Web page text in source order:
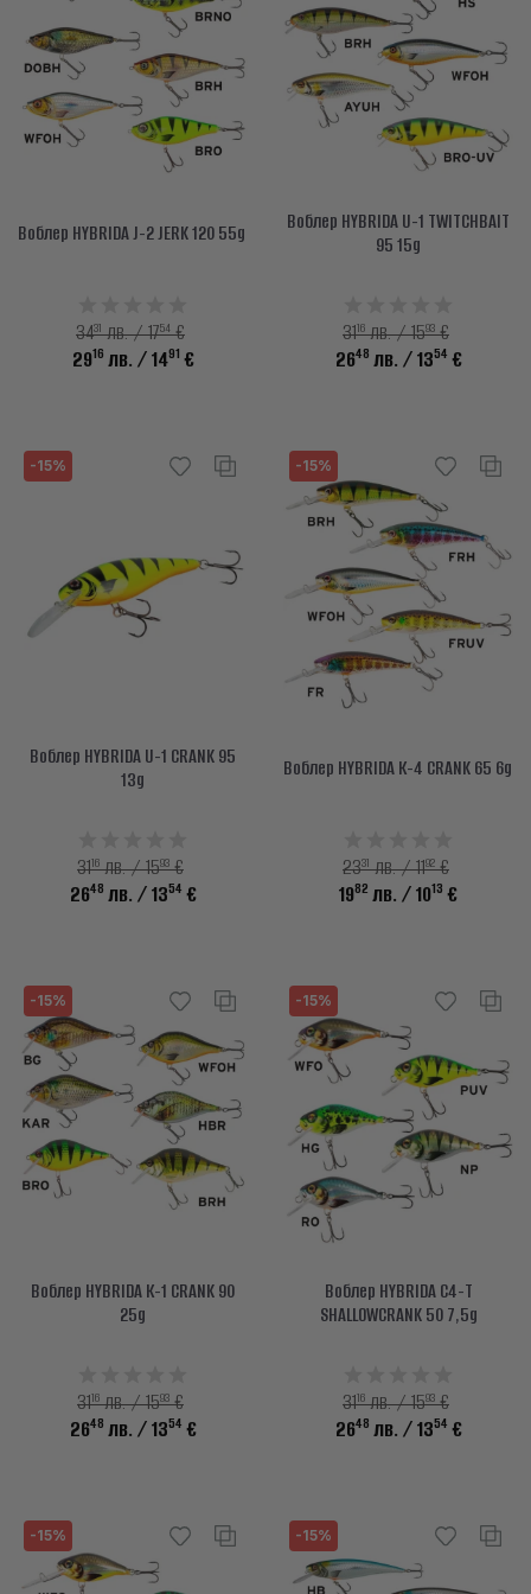
info@waves.bg
Воблер HYBRIDA J-2 JERK 120 55g
3431лв. / 1754€
2916 лв. / 1491 €
Воблер HYBRIDA U-1 TWITCHBAIT
95 15g
3116лв. / 1593€
2648 лв. / 1354 €
-15%
Воблер HYBRIDA U-1 CRANK 95
13g
3116лв. / 1593€
2648 лв. / 1354 €
-15%
Воблер HYBRIDA К-4 CRANK 65 6g
2331лв. / 1192€
1982 лв. / 1013 €
-15%
Воблер HYBRIDA К-1 CRANK 90
25g
3116лв. / 1593€
2648 лв. / 1354 €
-15%
Воблер HYBRIDA C4-T
SHALLOWCRANK 50 7,5g
3116лв. / 1593€
2648 лв. / 1354 €
-15% -15%